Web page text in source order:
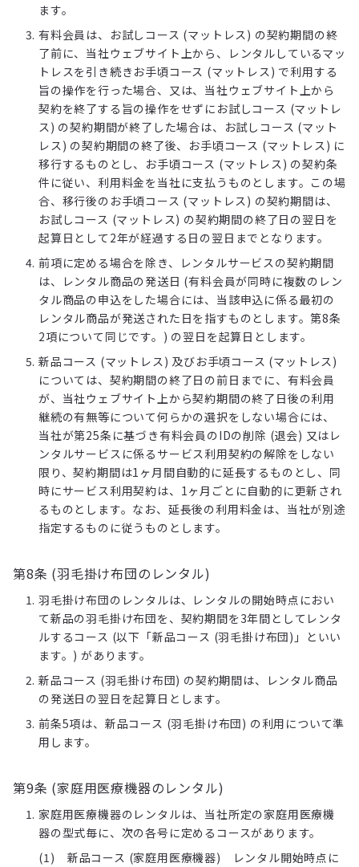
ます。
有料会員は、お試しコース (マットレス) の契約期間の終
了前に、当社ウェブサイト上から、レンタルしているマッ
トレスを引き続きお手頃コース (マットレス) で利用する
旨の操作を行った場合、又は、当社ウェブサイト上から
契約を終了する旨の操作をせずにお試しコース (マットレ
ス) の契約期間が終了した場合は、お試しコース (マット
レス) の契約期間の終了後、お手頃コース (マットレス) に
移行するものとし、お手頃コース (マットレス) の契約条
件に従い、利用料金を当社に支払うものとします。この場
合、移行後のお手頃コース (マットレス) の契約期間は、
お試しコース (マットレス) の契約期間の終了日の翌日を
起算日として2年が経過する日の翌日までとなります。
前項に定める場合を除き、レンタルサービスの契約期間
は、レンタル商品の発送日 (有料会員が同時に複数のレン
タル商品の申込をした場合には、当該申込に係る最初の
レンタル商品が発送された日を指すものとします。第8条
2項について同じです。) の翌日を起算日とします。
新品コース (マットレス) 及びお手頃コース (マットレス)
については、契約期間の終了日の前日までに、有料会員
が、当社ウェブサイト上から契約期間の終了日後の利用
継続の有無等について何らかの選択をしない場合には、
当社が第25条に基づき有料会員のIDの削除 (退会) 又はレ
ンタルサービスに係るサービス利用契約の解除をしない
限り、契約期間は1ヶ月間自動的に延長するものとし、同
時にサービス利用契約は、1ヶ月ごとに自動的に更新され
るものとします。なお、延長後の利用料金は、当社が別途
指定するものに従うものとします。
第8条 (羽毛掛け布団のレンタル)
羽毛掛け布団のレンタルは、レンタルの開始時点におい
て新品の羽毛掛け布団を、契約期間を3年間としてレンタ
ルするコース (以下「新品コース (羽毛掛け布団)」といい
ます。) があります。
新品コース (羽毛掛け布団) の契約期間は、レンタル商品
の発送日の翌日を起算日とします。
前条5項は、新品コース (羽毛掛け布団) の利用について準
用します。
第9条 (家庭用医療機器のレンタル)
家庭用医療機器のレンタルは、当社所定の家庭用医療機
器の型式毎に、次の各号に定めるコースがあります。
新品コース (家庭用医療機器) レンタル開始時点に